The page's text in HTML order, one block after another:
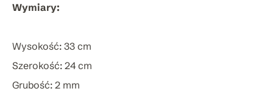
Wymiary:
Wysokość: 33 cm
Szerokość: 24 cm
Grubość: 2 mm